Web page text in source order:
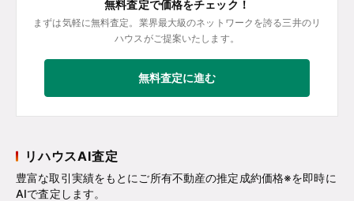
無料査定で価格をチェック！
まずは気軽に無料査定。業界最大級のネットワークを誇る三井のリ
ハウスがご提案いたします。
無料査定に進む
リハウスAI査定
豊富な取引実績をもとにご所有不動産の推定成約価格※を即時に
AIで査定します。